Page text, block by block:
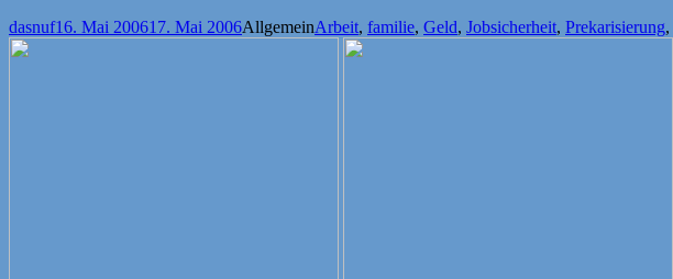
Autor
dasnufVeröffentlicht
16. Mai 200617. Mai 2006Kategorien
AllgemeinSchlagwörter
Arbeit, familie, Geld, Jobsicherheit, Prekarisierung,